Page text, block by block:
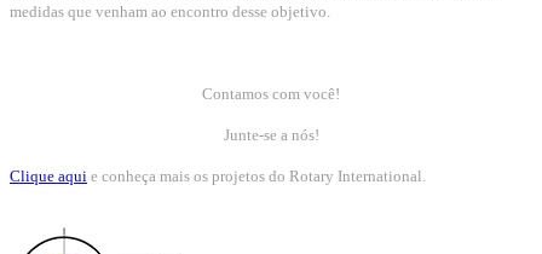
medidas que venham ao encontro desse objetivo.
Contamos com você!
Junte-se a nós!
Clique aqui e conheça mais os projetos do Rotary International.